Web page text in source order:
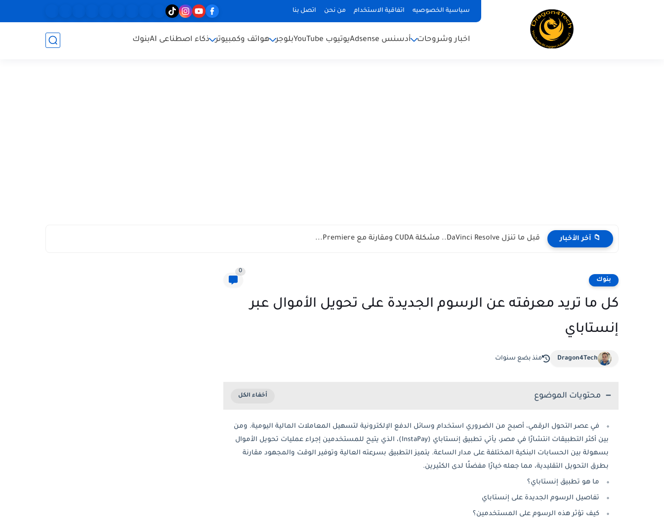
سياسية الخصوصيه اتفاقية الاستخدام من نحن اتصل بنا
اخبار وشروحات أدسنس Adsense يوتيوب YouTube بلوجر هواتف وكمبيوتر ذكاء اصطناعى AI بنوك
📁 آخر الأخبار قبل ما تنزل DaVinci Resolve.. مشكلة CUDA ومقارنة مع Premiere...
بنوك
0
كل ما تريد معرفته عن الرسوم الجديدة على تحويل الأموال عبر
إنستاباي
Dragon4Tech منذ بضع سنوات
محتويات الموضوع
في عصر التحول الرقمي، أصبح من الضروري استخدام وسائل الدفع الإلكترونية لتسهيل المعاملات المالية اليومية. ومن
بين أكثر التطبيقات انتشارًا في مصر، يأتي تطبيق إنستاباي (InstaPay)، الذي يتيح للمستخدمين إجراء عمليات تحويل الأموال
بسهولة بين الحسابات البنكية المختلفة على مدار الساعة. يتميز التطبيق بسرعته العالية وتوفير الوقت والمجهود مقارنة
بطرق التحويل التقليدية، مما جعله خيارًا مفضلًا لدى الكثيرين.
ما هو تطبيق إنستاباي؟
تفاصيل الرسوم الجديدة على إنستاباي
كيف تؤثر هذه الرسوم على المستخدمين؟